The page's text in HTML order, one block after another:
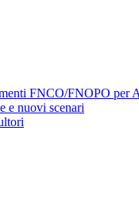
FNCO/FNOPO per
e nuovi scenari